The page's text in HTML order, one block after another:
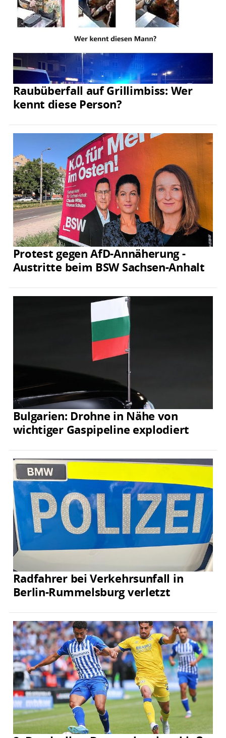
Raubüberfall auf Grillimbiss: Wer
kennt diese Person?
Protest gegen AfD-Annäherung -
Austritte beim BSW Sachsen-Anhalt
Bulgarien: Drohne in Nähe von
wichtiger Gaspipeline explodiert
Radfahrer bei Verkehrsunfall in
Berlin-Rummelsburg verletzt